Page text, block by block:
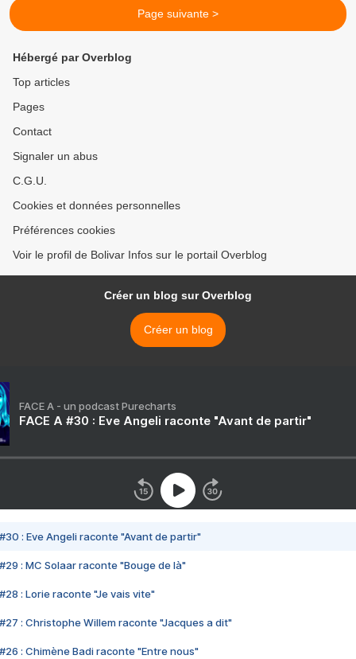
Page suivante >
Hébergé par Overblog
Top articles
Pages
Contact
Signaler un abus
C.G.U.
Cookies et données personnelles
Préférences cookies
Voir le profil de Bolivar Infos sur le portail Overblog
Créer un blog sur Overblog
Créer un blog
FACE A - un podcast Purecharts
FACE A #30 : Eve Angeli raconte "Avant de partir"
#30 : Eve Angeli raconte "Avant de partir"
#29 : MC Solaar raconte "Bouge de là"
#28 : Lorie raconte "Je vais vite"
#27 : Christophe Willem raconte "Jacques a dit"
#26 : Chimène Badi raconte "Entre nous"